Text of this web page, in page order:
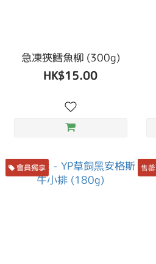
急凍狹鱈魚柳 (300g)
HK$15.00
會員獨享 售罄